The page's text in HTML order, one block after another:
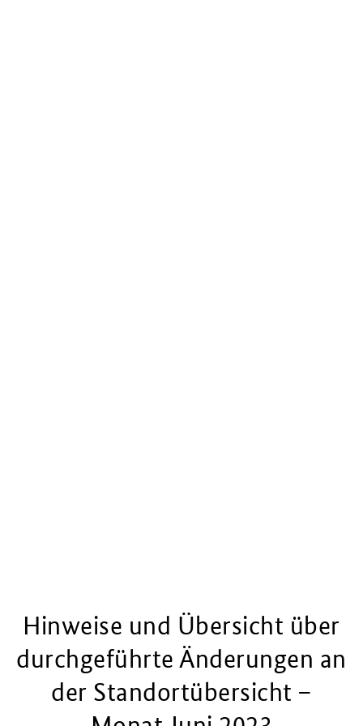
Hinweise und Übersicht über
durchgeführte Änderungen an
der Standortübersicht –